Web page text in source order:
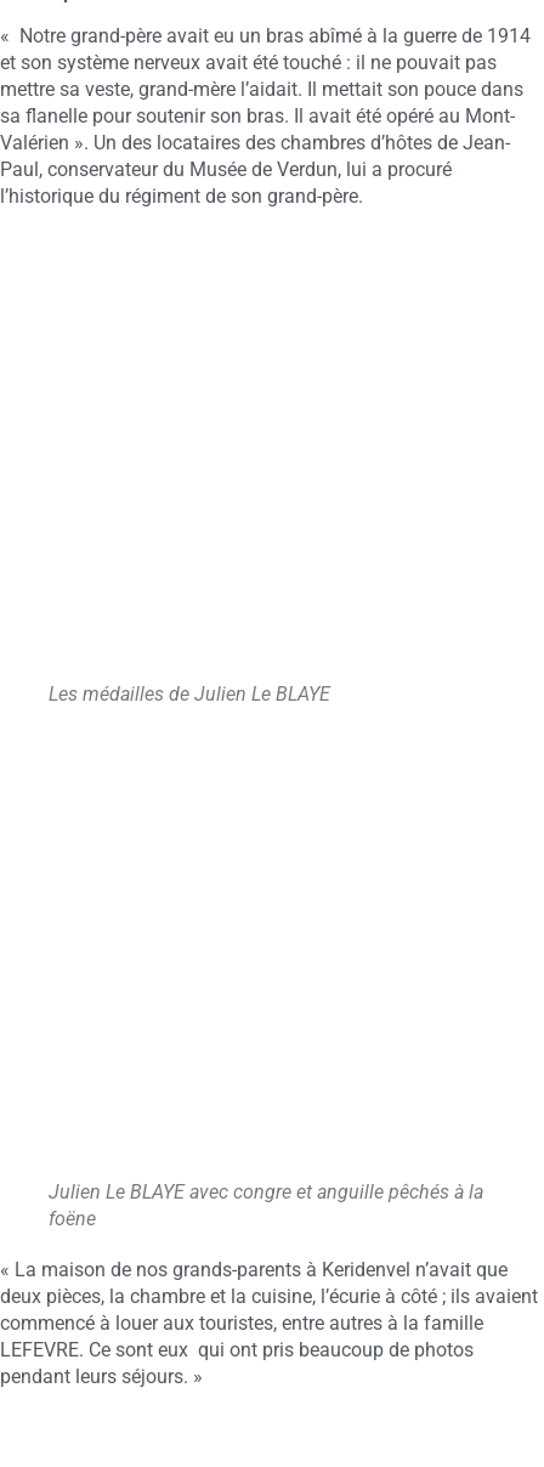
« Notre grand-père avait eu un bras abîmé à la guerre de 1914
et son système nerveux avait été touché : il ne pouvait pas
mettre sa veste, grand-mère l’aidait. Il mettait son pouce dans
sa flanelle pour soutenir son bras. Il avait été opéré au Mont-
Valérien ». Un des locataires des chambres d’hôtes de Jean-
Paul, conservateur du Musée de Verdun, lui a procuré
l’historique du régiment de son grand-père.
Les médailles de Julien Le BLAYE
Julien Le BLAYE avec congre et anguille pêchés à la
foëne
« La maison de nos grands-parents à Keridenvel n’avait que
deux pièces, la chambre et la cuisine, l’écurie à côté ; ils avaient
commencé à louer aux touristes, entre autres à la famille
LEFEVRE. Ce sont eux qui ont pris beaucoup de photos
pendant leurs séjours. »